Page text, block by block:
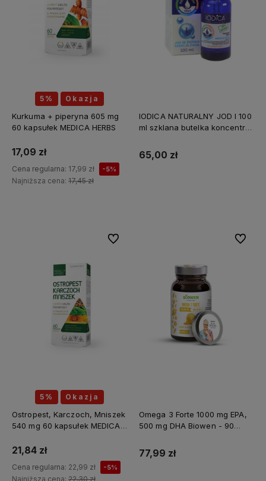
5% Okazja
Kurkuma + piperyna 605 mg
60 kapsułek MEDICA HERBS
17,09 zł
Cena regularna: 17,99 zł -5%
Najniższa cena: 17,45 zł
IODICA NATURALNY JOD I 100
ml szklana butelka koncentrat
65,00 zł
5% Okazja
Ostropest, Karczoch, Mniszek
540 mg 60 kapsułek MEDICA
21,84 zł
Cena regularna: 22,99 zł -5%
Najniższa cena: 22,30 zł
Do ulubionych
Omega 3 Forte 1000 mg EPA,
500 mg DHA Biowen - 90
77,99 zł
Do